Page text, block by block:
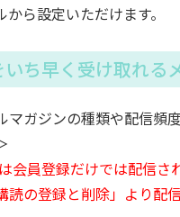
ら設定いただけます。
ち早く受け取れる
マガジンの種類や配信頻
会員登録だけでは配信さ
読の登録と削除」より配